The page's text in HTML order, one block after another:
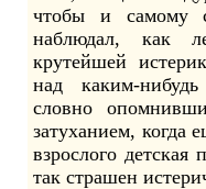
чтобы и самому
наблюдал, как
крутейшей
над каким-
словно
затуханием, когда
взрослого
так страшен